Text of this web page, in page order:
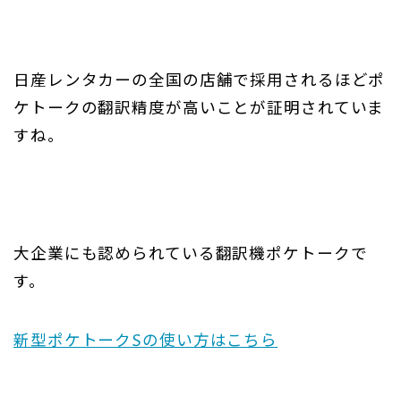
日産レンタカーの全国の店舗で採用されるほどポ
ケトークの翻訳精度が高いことが証明されていま
すね。
大企業にも認められている翻訳機ポケトークで
す。
新型ポケトークSの使い方はこちら